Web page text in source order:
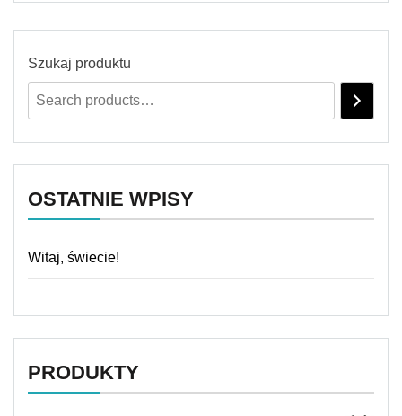
Szukaj produktu
OSTATNIE WPISY
Witaj, świecie!
PRODUKTY